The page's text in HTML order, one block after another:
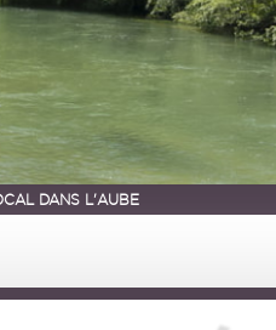
DANS L'AUBE